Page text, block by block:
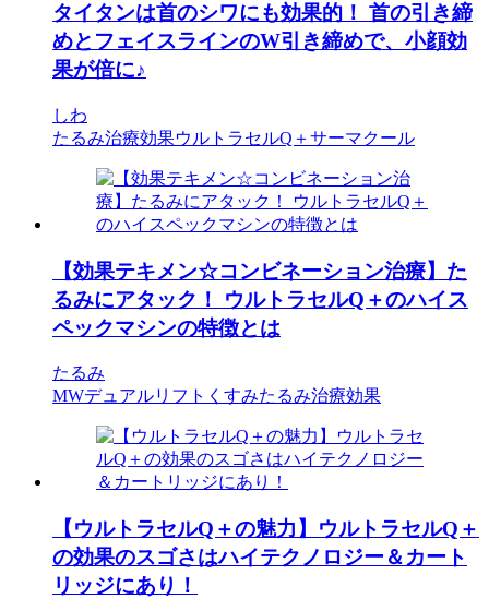
タイタンは首のシワにも効果的！ 首の引き締
めとフェイスラインのW引き締めで、小顔効
果が倍に♪
しわ
たるみ治療効果ウルトラセルQ＋サーマクール
【効果テキメン☆コンビネーション治療】た
るみにアタック！ ウルトラセルQ＋のハイス
ペックマシンの特徴とは
たるみ
MWデュアルリフト くすみたるみ治療効果
【ウルトラセルQ＋の魅力】ウルトラセルQ＋
の効果のスゴさはハイテクノロジー＆カート
リッジにあり！